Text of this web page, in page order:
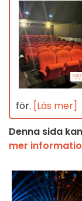
för. [Läs mer]
Denna sida
mer